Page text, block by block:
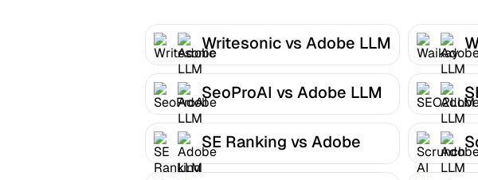
Writesonic vs Adobe LLM
Optimizer
SeoProAI vs Adobe LLM
Optimizer
SE Ranking vs Adobe
LLM Optimizer